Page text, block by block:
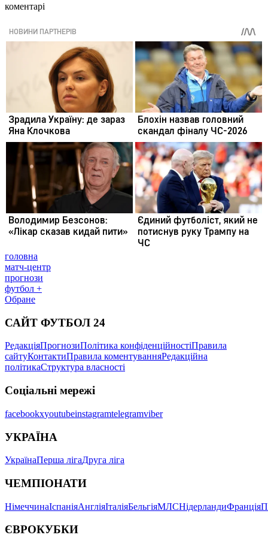
коментарі
головна
матч-центр
прогнози
футбол +
Обране
САЙТ ФУТБОЛ 24
РедакціяПрогнозиПолітика конфіденційностіПравила
сайтуКонтактиПравила коментуванняРедакційна
політикаСтруктура власності
Соціальні мережі
facebookxyoutubeinstagramtelegramviber
УКРАЇНА
УкраїнаПерша лігаДруга ліга
ЧЕМПІОНАТИ
НімеччинаІспаніяАнгліяІталіяБельгіяМЛСНідерландиФранція
ЄВРОКУБКИ